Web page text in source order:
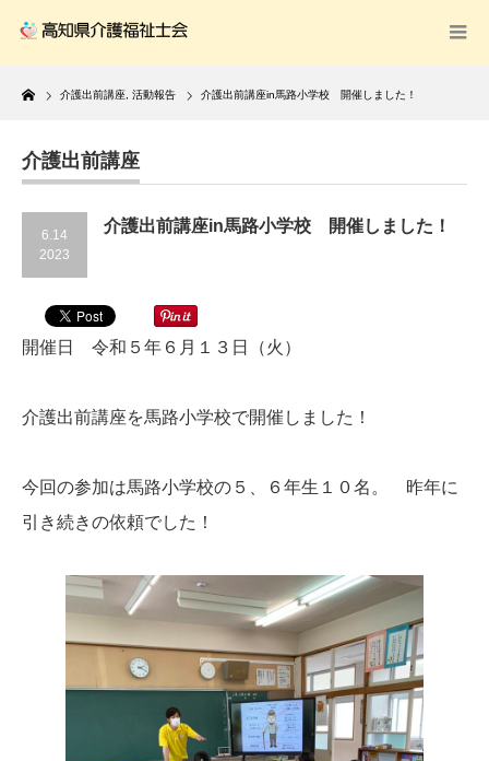
Home
介護出前講座 活動報告 介護出前講座in馬路小学校 開催しました！
介護出前講座
6.14
2023
介護出前講座in馬路小学校 開催しました！
開催日 令和５年６月１３日（火）
介護出前講座を馬路小学校で開催しました！
今回の参加は馬路小学校の５、６年生１０名。 昨年に
引き続きの依頼でした！